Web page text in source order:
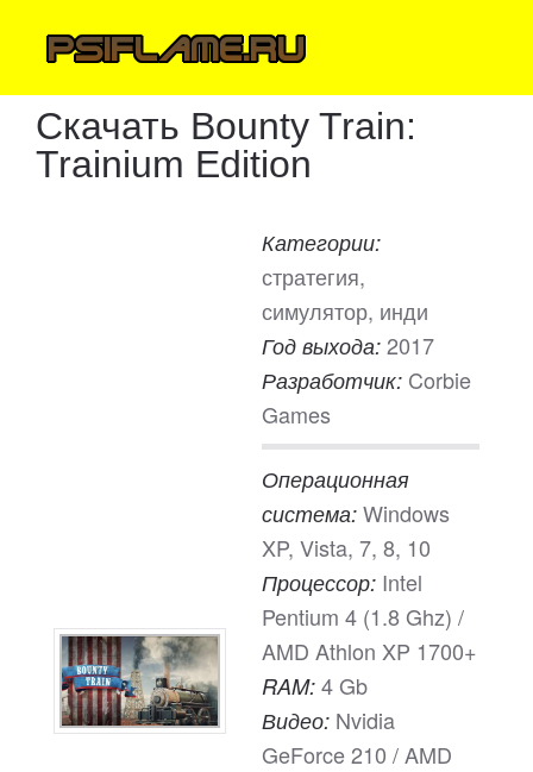
Скачать Bounty Train:
Trainium Edition
Категории:
стратегия,
симулятор, инди
Год выхода: 2017
Разработчик: Corbie
Games
Операционная
система: Windows
XP, Vista, 7, 8, 10
Процессор: Intel
Pentium 4 (1.8 Ghz) /
AMD Athlon XP 1700+
RAM: 4 Gb
Видео: Nvidia
GeForce 210 / AMD